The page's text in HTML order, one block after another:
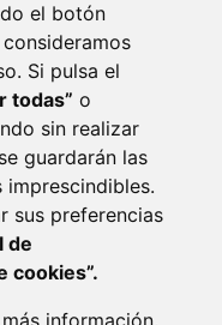
el botón
consideramos
Si pulsa el
todas” o
sin realizar
guardarán las
sus preferencias
de
cookies”.
información,
DATOS
EXTERNO AL